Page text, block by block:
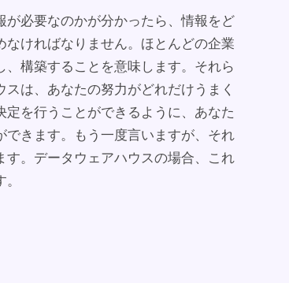
必要なのかが分かったら、情報をど
ければなりません。ほとんどの企業
構築することを意味します。それら
は、あなたの努力がどれだけうまく
を行うことができるように、あなた
きます。もう一度言いますが、それ
。データウェアハウスの場合、これ